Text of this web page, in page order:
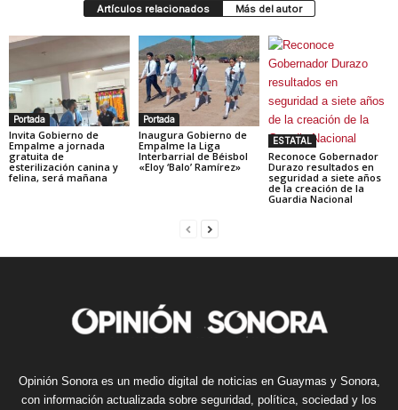
Artículos relacionados Más del autor
Portada
Invita Gobierno de
Empalme a jornada
gratuita de
esterilización canina y
felina, será mañana
Portada
Inaugura Gobierno de
Empalme la Liga
Interbarrial de Béisbol
«Eloy ‘Balo’ Ramírez»
ESTATAL
Reconoce Gobernador
Durazo resultados en
seguridad a siete años
de la creación de la
Guardia Nacional
Opinión Sonora es un medio digital de noticias en Guaymas y Sonora,
con información actualizada sobre seguridad, política, sociedad y los